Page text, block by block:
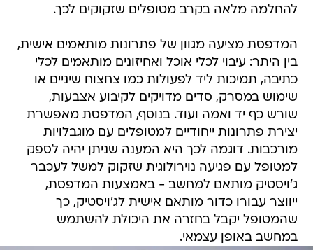
להחלמה מלאה בקרב מטופלים שזקוקים לכך.
המדפסת מציעה מגוון של פתרונות מותאמים אישית,
בין היתר: עיבוי לכלי אוכל ואחיזונים מותאמים לכלי
כתיבה, תמיכות ליד לפעולות כמו צחצוח שיניים או
שימוש במסרק, סדים מדויקים לקיבוע אצבעות,
שורש כף יד ואמה ועוד. בנוסף, המדפסת מאפשרת
יצירת פתרונות ייחודיים למטופלים עם מוגבלויות
מורכבות. דוגמה לכך היא המענה שניתן יהיה לספק
למטופל עם פגיעה נוירולוגית שזקוק למשל לעכבר
ג'ויסטיק מותאם למחשב - באמצעות המדפסת,
ייווצר עבורו כדור מותאם אישית לג'ויסטיק, כך
שהמטופל יקבל בחזרה את היכולת להשתמש
במחשב באופן עצמאי.